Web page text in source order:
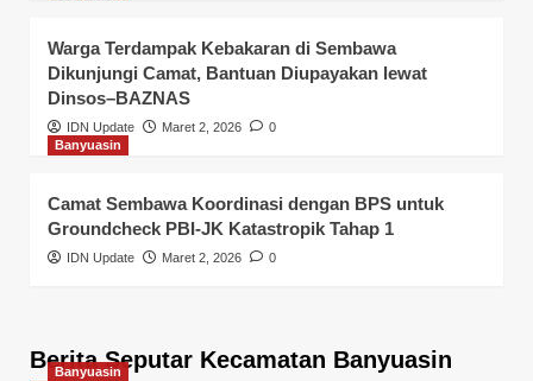
Warga Terdampak Kebakaran di Sembawa
Dikunjungi Camat, Bantuan Diupayakan lewat
Dinsos–BAZNAS
IDN Update Maret 2, 2026
0
Banyuasin
Camat Sembawa Koordinasi dengan BPS untuk
Groundcheck PBI-JK Katastropik Tahap 1
IDN Update Maret 2, 2026 0
Berita Seputar Kecamatan Banyuasin
Banyuasin